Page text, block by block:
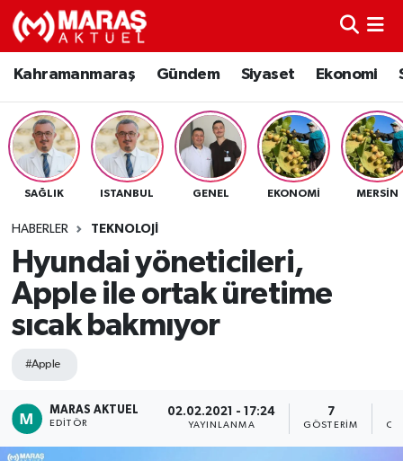
Kahramanmaraş Gündem Siyaset Ekonomi
SAĞLIK ISTANBUL GENEL EKONOMI MERSIN
HABERLER TEKNOLOJI
Hyundai yöneticileri,
Apple ile ortak üretime
sıcak bakmıyor
#Apple
MARAS AKTUEL
EDITÖR
02.02.2021 - 17:24
YAYINLANMA
7
GÖSTERIM
Kahramanmaraş
Gündem
Siyaset
Sağlık
Nöbetçi Eczaneler
Hava Durumu
Namaz Vakitleri
TFF 3.Lig 4.Grup Puan Durumu ve Fikstür
Tüm Manşetler
Son Dakika Haberleri